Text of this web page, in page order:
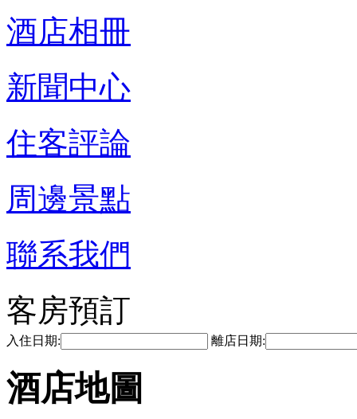
酒店相冊
新聞中心
住客評論
周邊景點
聯系我們
客房預訂
入住日期: 離店日期:
酒店地圖